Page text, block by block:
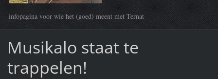
infopagina voor wie het (goed) meent met Ternat
Musikalo staat te
trappelen!